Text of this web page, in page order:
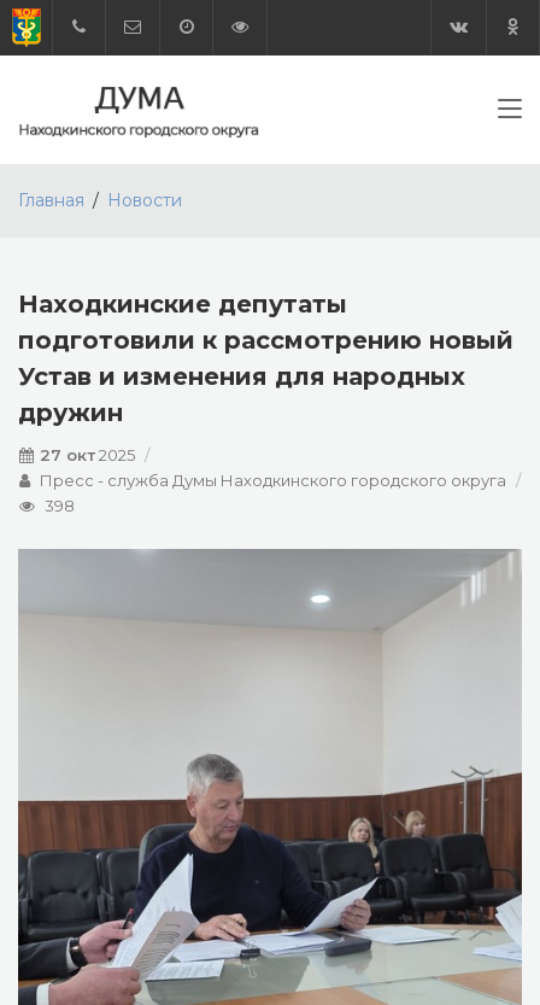
Главная Новости
Находкинские депутаты
подготовили к рассмотрению новый
Устав и изменения для народных
дружин
27 окт2025
Пресс - служба Думы Находкинского городского округа
398